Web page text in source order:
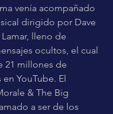
venía acompañado
dirigido por Dave
lleno de
ocultos, el cual
21 millones de
YouTube. El
& The Big
a ser de los